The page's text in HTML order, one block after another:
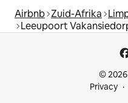
Airbnb Zuid-Afrika
Leeupoort
©
Privacy